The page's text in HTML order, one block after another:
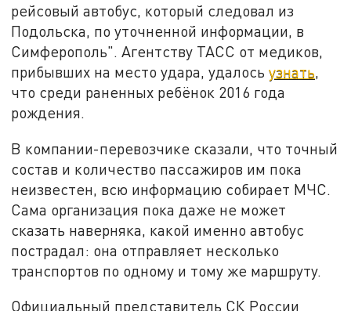
рейсовый автобус, который следовал из
Подольска, по уточненной информации, в
Симферополь". Агентству ТАСС от медиков,
прибывших на место удара, удалосьузнать,
что среди раненных ребёнок 2016 года
рождения.
В компании-перевозчике сказали, что точный
состав и количество пассажиров им пока
неизвестен, всю информацию собирает МЧС.
Сама организация пока даже не может
сказать наверняка, какой именно автобус
пострадал: она отправляет несколько
транспортов по одному и тому же маршруту.
Официальный представитель СК России